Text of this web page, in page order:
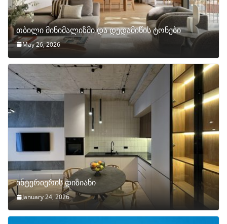
თბილი მინიმალიზმი და დედამიწის ტონები
May 26, 2026
ინტერიერის დიზიანი
January 24, 2026